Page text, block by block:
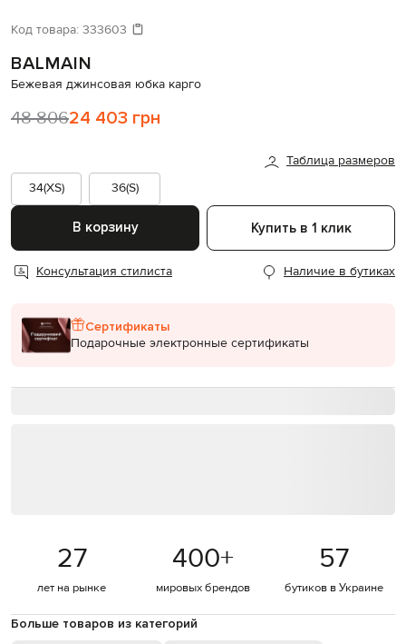
Давайте подберем что-то еще
Похожие товары
Код товара: 333603
BALMAIN
Бежевая джинсовая юбка карго
48 80624 403 грн
Таблица размеров
34(XS)
36(S)
В корзину Купить в 1 клик
Консультация стилиста Наличие в бутиках
Сертификаты
Подарочные электронные сертификаты
27
лет на рынке
400+
мировых брендов
57
бутиков в Украине
Больше товаров из категорий